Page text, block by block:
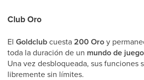
Club Oro
El Goldclubcuesta200 Oroy
toda la duración de un mundo de juego
Una vez desbloqueada, sus funciones
libremente sin límites.